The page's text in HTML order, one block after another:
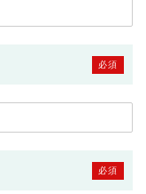
必須
必須